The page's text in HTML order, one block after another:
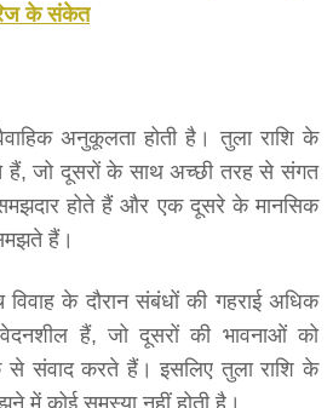
के संकेत
अनुकूलता होती है। तुला राशि के
हैं, जो दूसरों के साथ अच्छी तरह से संगत
होते हैं और एक दूसरे के मानसिक
हैं।
के दौरान संबंधों की गहराई अधिक
हैं, जो दूसरों की भावनाओं को
संवाद करते हैं। इसलिए तुला राशि के
में कोई समस्या नहीं होती है।